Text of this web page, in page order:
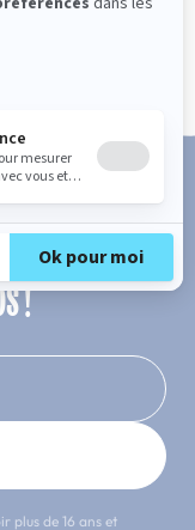
frais
!
plus de 16 ans et